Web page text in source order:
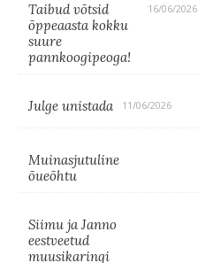
Taibud võtsid
õppeaasta kokku
suure
pannkoogipeoga!
16/06/2026
Julge unistada 11/06/2026
Muinasjutuline
õueõhtu
Siimu ja Janno
eestveetud
muusikaringi